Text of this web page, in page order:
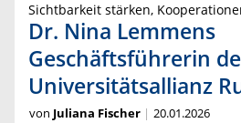
Sichtbarkeit stärken,
Dr. Nina Lemmens
Geschäftsführerin
Universitätsallianz
von Juliana Fischer 20.01.2026